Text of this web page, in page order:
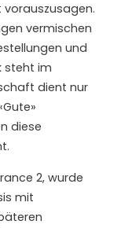
vermischen
und
steht im
dient nur
diese
2, wurde
mit